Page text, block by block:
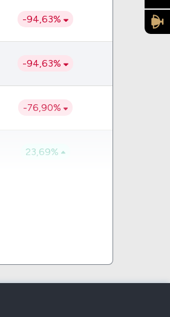
-94,63%
-94,63%
-76,90%
23,69%
0,00%